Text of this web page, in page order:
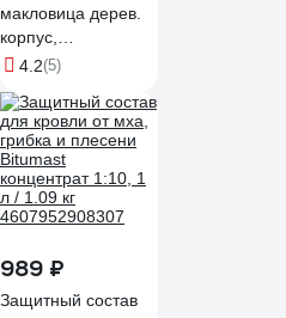
макловица дерев.
корпус,
прямоугольная
180 х 80 мм, /шт./
02-0-003
4.2(5)
989 ₽
Защитный состав